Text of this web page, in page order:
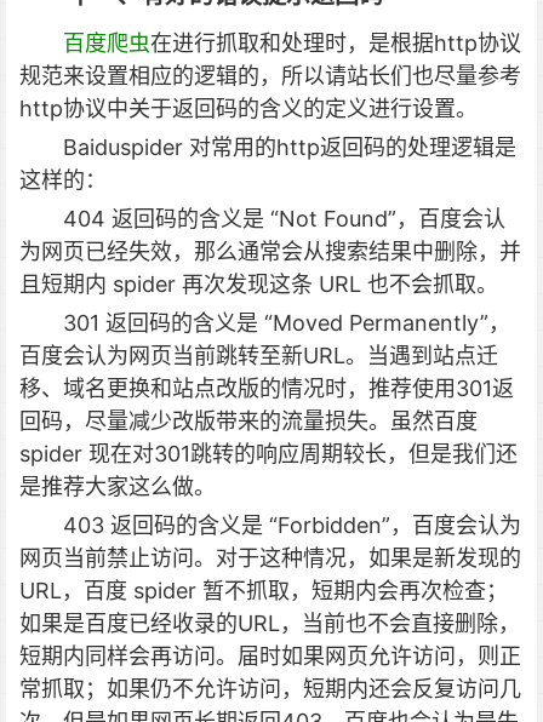
百度爬虫在进行抓取和处理时，是根据http协议
规范来设置相应的逻辑的，所以请站长们也尽量参考
http协议中关于返回码的含义的定义进行设置。
Baiduspider 对常用的http返回码的处理逻辑是
这样的：
404 返回码的含义是 “Not Found”，百度会认
为网页已经失效，那么通常会从搜索结果中删除，并
且短期内 spider 再次发现这条 URL 也不会抓取。
301 返回码的含义是 “Moved Permanently”，
百度会认为网页当前跳转至新URL。当遇到站点迁
移、域名更换和站点改版的情况时，推荐使用301返
回码，尽量减少改版带来的流量损失。虽然百度
spider 现在对301跳转的响应周期较长，但是我们还
是推荐大家这么做。
403 返回码的含义是 “Forbidden”，百度会认为
网页当前禁止访问。对于这种情况，如果是新发现的
URL，百度 spider 暂不抓取，短期内会再次检查；
如果是百度已经收录的URL，当前也不会直接删除，
短期内同样会再访问。届时如果网页允许访问，则正
常抓取；如果仍不允许访问，短期内还会反复访问几